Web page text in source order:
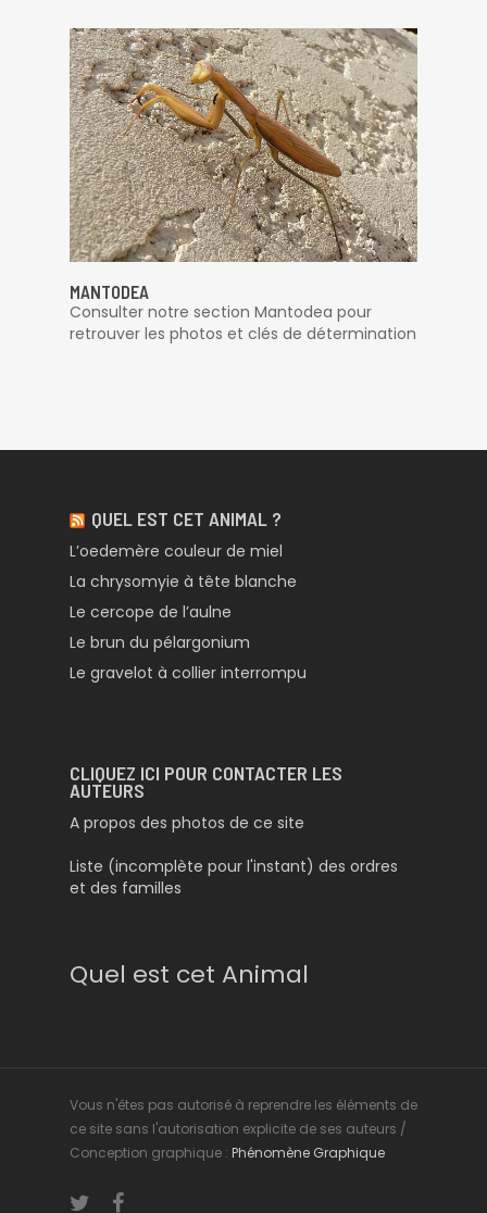
MANTODEA
Consulter notre section Mantodea pour
retrouver les photos et clés de détermination
QUEL EST CET ANIMAL ?
L’oedemère couleur de miel
La chrysomyie à tête blanche
Le cercope de l’aulne
Le brun du pélargonium
Le gravelot à collier interrompu
CLIQUEZ ICI POUR CONTACTER LES
AUTEURS
A propos des photos de ce site
Liste (incomplète pour l'instant) des ordres
et des familles
Quel est cet Animal
Vous n'êtes pas autorisé à reprendre les éléments de
ce site sans l'autorisation explicite de ses auteurs /
Conception graphique : Phénomène Graphique
twitter facebook